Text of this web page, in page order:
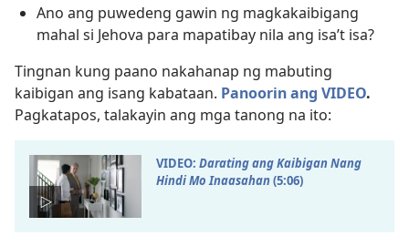
Ano ang puwedeng gawin ng magkakaibigang
mahal si Jehova para mapatibay nila ang isa’t isa?
Tingnan kung paano nakahanap ng mabuting
kaibigan ang isang kabataan. Panoorin ang VIDEO.
Pagkatapos, talakayin ang mga tanong na ito:
VIDEO: Darating ang Kaibigan Nang
Hindi Mo Inaasahan(5:​06)